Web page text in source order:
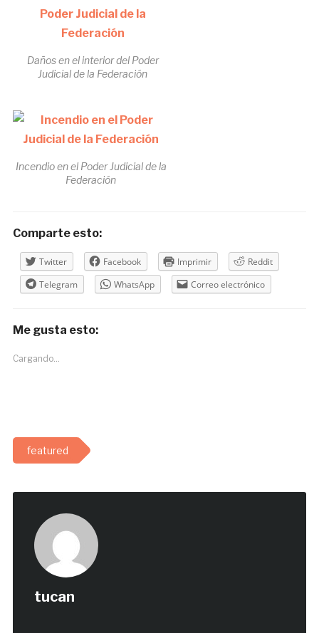
Daños en el interior del Poder
Judicial de la Federación
Incendio en el Poder Judicial de la
Federación
Comparte esto:
Twitter Facebook Imprimir
Reddit
Telegram
WhatsApp Correo electrónico
Me gusta esto:
Cargando...
featured
tucan